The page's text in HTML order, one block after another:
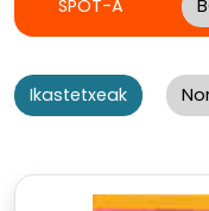
SPOT-A
Ikastetxeak